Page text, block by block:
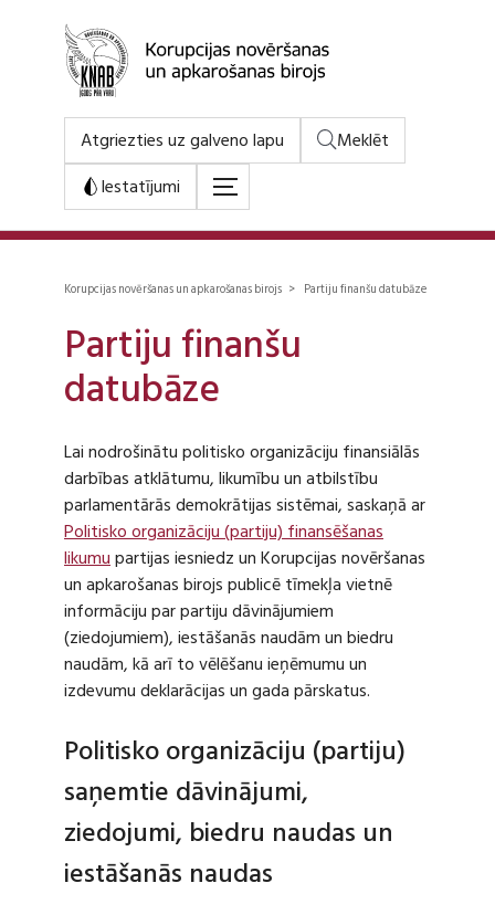
Atgriezties uz galveno lapu
Meklēt
Iestatījumi
Korupcijas novēršanas un apkarošanas birojs > Partiju finanšu datubāze
Partiju finanšu
datubāze
Lai nodrošinātu politisko organizāciju finansiālās
darbības atklātumu, likumību un atbilstību
parlamentārās demokrātijas sistēmai, saskaņā ar
Politisko organizāciju (partiju) finansēšanas
likumupartijas iesniedz un Korupcijas novēršanas
un apkarošanas birojs publicē tīmekļa vietnē
informāciju par partiju dāvinājumiem
(ziedojumiem), iestāšanās naudām un biedru
naudām, kā arī to vēlēšanu ieņēmumu un
izdevumu deklarācijas un gada pārskatus.
Politisko organizāciju (partiju)
saņemtie dāvinājumi,
ziedojumi, biedru naudas un
iestāšanās naudas